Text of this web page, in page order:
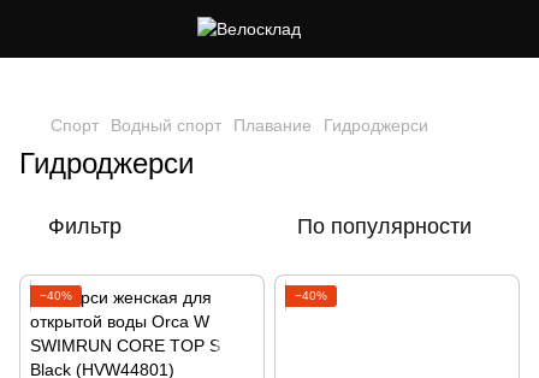
Спорт Водный спорт Плавание Гидроджерси
Гидроджерси
Фильтр По популярности
−40% −40%